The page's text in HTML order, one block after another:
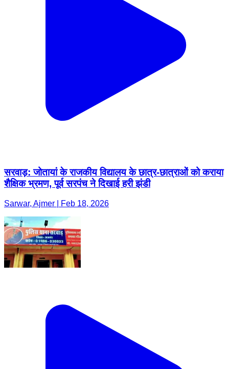
सरवाड़: जोतायां के राजकीय विद्यालय के छात्र-छात्राओं को कराया
शैक्षिक भ्रमण, पूर्व सरपंच ने दिखाई हरी झंडी
Sarwar, Ajmer | Feb 18, 2026